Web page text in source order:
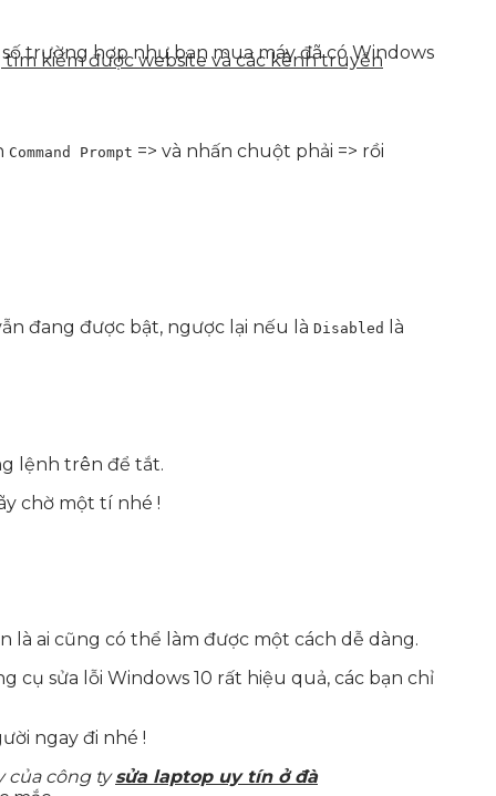
kiếm được website và các kênh truyền
trường hợp như bạn mua máy đã có Windows
Command Prompt => và nhấn chuột phải => rồi
đang được bật, ngược lại nếu là Disabled
là
lệnh trên để tắt.
chờ một tí nhé !
là ai cũng có thể làm được một cách dễ dàng.
sửa lỗi Windows 10 rất hiệu quả, các bạn chỉ
ngay đi nhé !
của công tysửa laptop uy tín ở đà